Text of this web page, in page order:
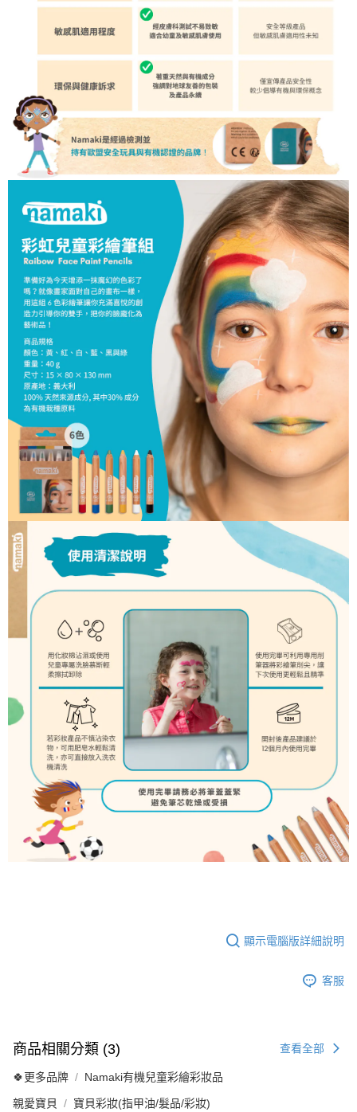
顯示電腦版詳細說明
客服
商品相關分類 (3) 查看全部
🍀更多品牌 Namaki有機兒童彩繪彩妝品
親愛寶貝 寶貝彩妝(指甲油/髮品/彩妝)